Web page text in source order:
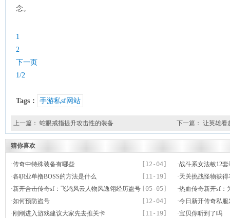
念。
1
2
下一页
1/2
Tags： 手游私sf网站
上一篇： 蛇眼戒指提升攻击性的装备 下一篇： 让英雄看
猜你喜欢
[12-04]
·传奇中特殊装备有哪些 ·战斗系女法敏12
[11-19]
·各职业单撸BOSS的方法是什么 ·天关挑战怪物获
[05-05]
·新开合击传奇sf：飞鸿风云人物风逸翎经历盗号
依然屹立不倒
·热血传奇新开sf：
是因为技术不到位
[12-04]
·如何预防盗号 ·今日新开传奇私
战胜心魔夺取黄色
[11-19]
·刚刚进入游戏建议大家先去推关卡 ·宝贝你听到了吗